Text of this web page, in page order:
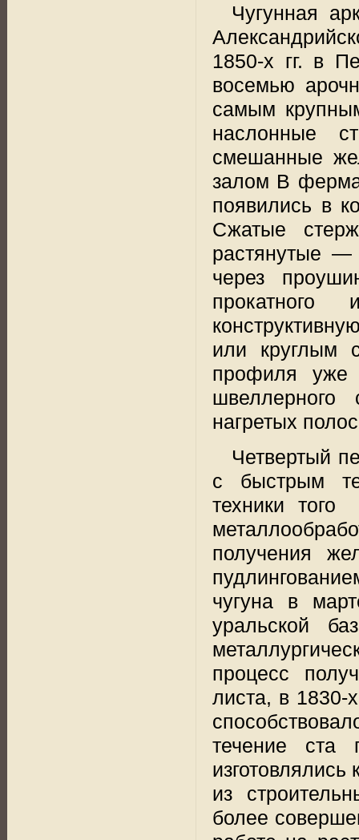
Чугунная
1850-х гг. в
восемью
самым
наслонные
смешанные
залом В
появились в
Сжатые
растянутые
через
прокатного
или круглым
профиля
швеллерного
нагретых
Четвертый
с быстрым
техники того
получения
чугуна в
уральской
процесс
листа, в 1830-
течение ста
из
более